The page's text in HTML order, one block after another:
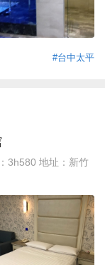
#台中太平
3h580 地址：新竹